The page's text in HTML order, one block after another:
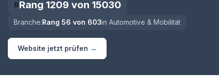
#Rang 1209 von 15030
Branche:Rang 56 von 603in Automotive & Mobilität
Website jetzt prüfen →